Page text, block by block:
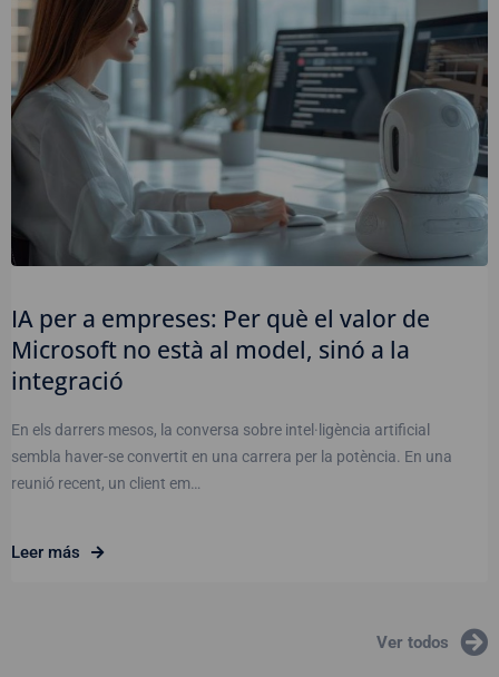
IA per a empreses: Per què el valor de
Microsoft no està al model, sinó a la
integració
En els darrers mesos, la conversa sobre intel·ligència artificial
sembla haver-se convertit en una carrera per la potència. En una
reunió recent, un client em…
Leer más
Ver todos